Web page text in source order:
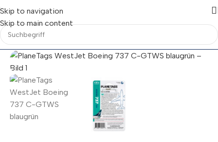
Skip to navigation
Skip to main content